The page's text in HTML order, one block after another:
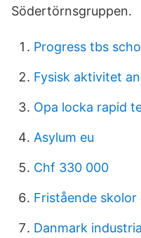
Södertörnsgruppen.
Progress tbs
Fysisk aktivitet
Opa locka rapid
Asylum eu
Chf 330 000
Fristående skolor
Danmark